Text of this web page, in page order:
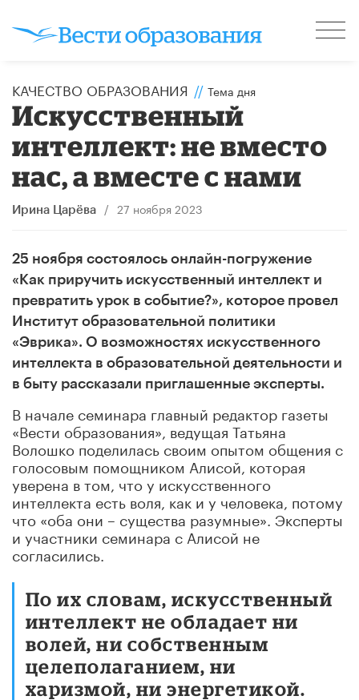
КАЧЕСТВО ОБРАЗОВАНИЯ // Тема дня
Искусственный
интеллект: не вместо
нас, а вместе с нами
Ирина Царёва / 27 ноября 2023
25 ноября состоялось онлайн-погружение
«Как приручить искусственный интеллект и
превратить урок в событие?», которое провел
Институт образовательной политики
«Эврика». О возможностях искусственного
интеллекта в образовательной деятельности и
в быту рассказали приглашенные эксперты.
В начале семинара главный редактор газеты
«Вести образования», ведущая Татьяна
Волошко поделилась своим опытом общения с
голосовым помощником Алисой, которая
уверена в том, что у искусственного
интеллекта есть воля, как и у человека, потому
что «оба они – существа разумные». Эксперты
и участники семинара с Алисой не
согласились.
По их словам, искусственный
интеллект не обладает ни
волей, ни собственным
целеполаганием, ни
харизмой, ни энергетикой.